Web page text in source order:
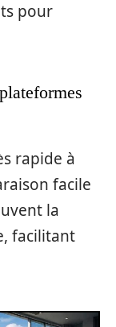
pour
rapide à
facile
la
facilitant